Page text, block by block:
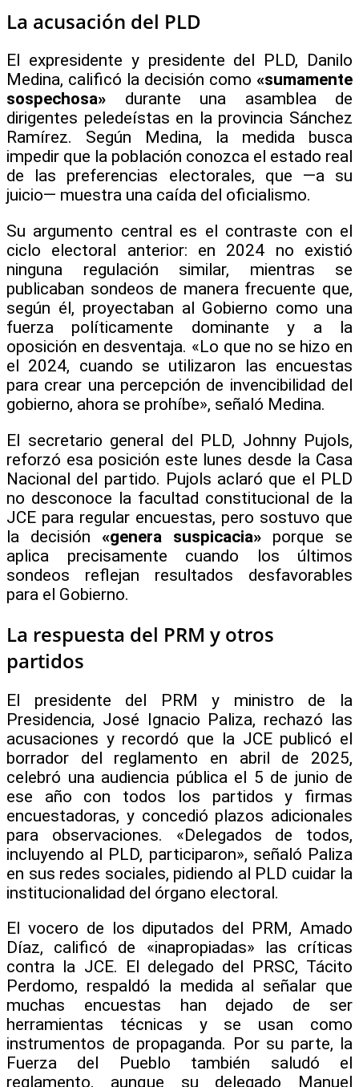
La acusación del PLD
El expresidente y presidente del PLD, Danilo
Medina, calificó la decisión como «sumamente
sospechosa» durante una asamblea de
dirigentes peledeístas en la provincia Sánchez
Ramírez. Según Medina, la medida busca
impedir que la población conozca el estado real
de las preferencias electorales, que —a su
juicio— muestra una caída del oficialismo.
Su argumento central es el contraste con el
ciclo electoral anterior: en 2024 no existió
ninguna regulación similar, mientras se
publicaban sondeos de manera frecuente que,
según él, proyectaban al Gobierno como una
fuerza políticamente dominante y a la
oposición en desventaja. «Lo que no se hizo en
el 2024, cuando se utilizaron las encuestas
para crear una percepción de invencibilidad del
gobierno, ahora se prohíbe», señaló Medina.
El secretario general del PLD, Johnny Pujols,
reforzó esa posición este lunes desde la Casa
Nacional del partido. Pujols aclaró que el PLD
no desconoce la facultad constitucional de la
JCE para regular encuestas, pero sostuvo que
la decisión «genera suspicacia» porque se
aplica precisamente cuando los últimos
sondeos reflejan resultados desfavorables
para el Gobierno.
La respuesta del PRM y otros
partidos
El presidente del PRM y ministro de la
Presidencia, José Ignacio Paliza, rechazó las
acusaciones y recordó que la JCE publicó el
borrador del reglamento en abril de 2025,
celebró una audiencia pública el 5 de junio de
ese año con todos los partidos y firmas
encuestadoras, y concedió plazos adicionales
para observaciones. «Delegados de todos,
incluyendo al PLD, participaron», señaló Paliza
en sus redes sociales, pidiendo al PLD cuidar la
institucionalidad del órgano electoral.
El vocero de los diputados del PRM, Amado
Díaz, calificó de «inapropiadas» las críticas
contra la JCE. El delegado del PRSC, Tácito
Perdomo, respaldó la medida al señalar que
muchas encuestas han dejado de ser
herramientas técnicas y se usan como
instrumentos de propaganda. Por su parte, la
Fuerza del Pueblo también saludó el
reglamento, aunque su delegado Manuel